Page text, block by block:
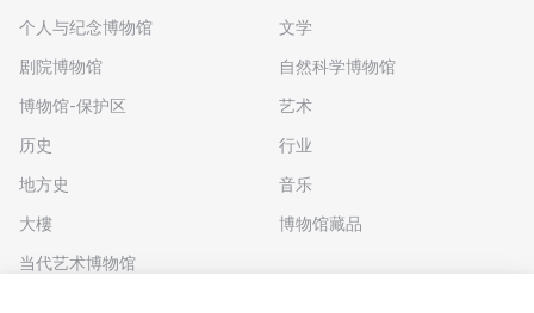
个人与纪念博物馆
剧院博物馆
博物馆-保护区
历史
地方史
大樓
当代艺术博物馆
文学
自然科学博物馆
艺术
行业
音乐
博物馆藏品